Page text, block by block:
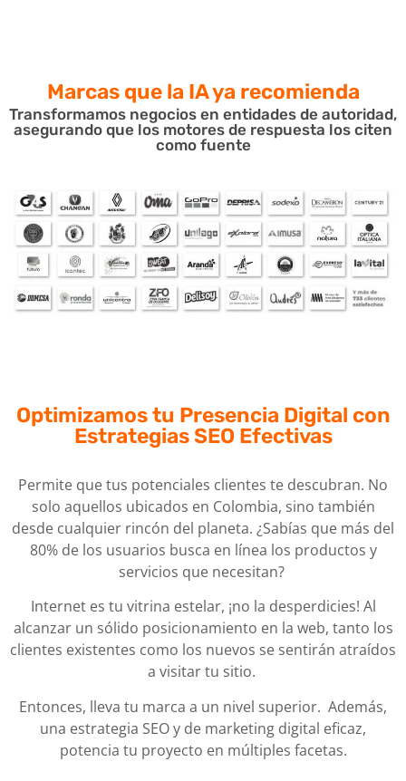
Marcas que la IAya recomienda
Transformamos negocios en entidades de autoridad,
asegurando que los motores de respuesta los citen
como fuente
Optimizamos tu Presencia Digital con
Estrategias SEO Efectivas
Permite que tus potenciales clientes te descubran. No
solo aquellos ubicados en Colombia, sino también
desde cualquier rincón del planeta. ¿Sabías que más del
80% de los usuarios busca en línea los productos y
servicios que necesitan?
Internet es tu vitrina estelar, ¡no la desperdicies! Al
alcanzar un sólido posicionamiento en la web, tanto los
clientes existentes como los nuevos se sentirán atraídos
a visitar tu sitio.
Entonces, lleva tu marca a un nivel superior. Además,
una estrategia SEO y de marketing digital eficaz,
potencia tu proyecto en múltiples facetas.